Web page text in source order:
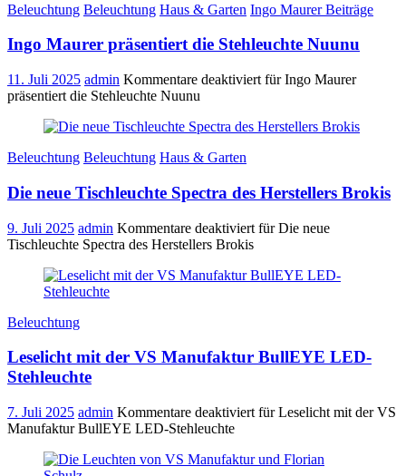
Beleuchtung Beleuchtung Haus & Garten Ingo Maurer Beiträge
Ingo Maurer präsentiert die Stehleuchte Nuunu
11. Juli 2025 admin Kommentare deaktiviert für Ingo Maurer
präsentiert die Stehleuchte Nuunu
Beleuchtung Beleuchtung Haus & Garten
Die neue Tischleuchte Spectra des Herstellers Brokis
9. Juli 2025 admin Kommentare deaktiviert für Die neue
Tischleuchte Spectra des Herstellers Brokis
Beleuchtung
Leselicht mit der VS Manufaktur BullEYE LED-
Stehleuchte
7. Juli 2025 admin Kommentare deaktiviert für Leselicht mit der VS
Manufaktur BullEYE LED-Stehleuchte